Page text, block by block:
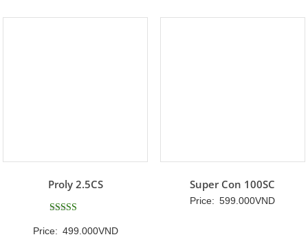
Proly 2.5CS
hạng
Price: 499.000VND
Super Con 100SC
Price: 599.000VND